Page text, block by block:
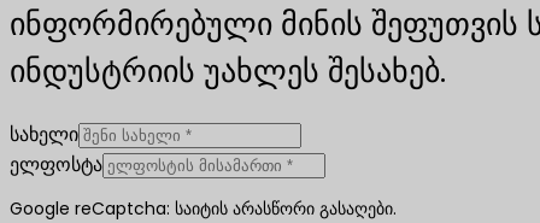
ინფორმირებული მინის შეფუთვის
ინდუსტრიის უახლეს შესახებ.
სახელი
ელფოსტა
Google reCaptcha: საიტის არასწორი გასაღები.